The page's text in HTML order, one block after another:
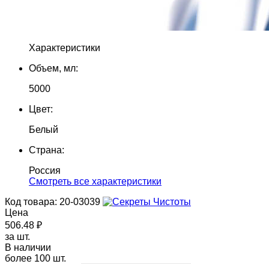
Характеристики
Объем, мл:
5000
Цвет:
Белый
Страна:
Россия
Cмотреть все характеристики
Код товара: 20-03039
Цена
506.48 ₽
за шт.
В наличии
более 100 шт.